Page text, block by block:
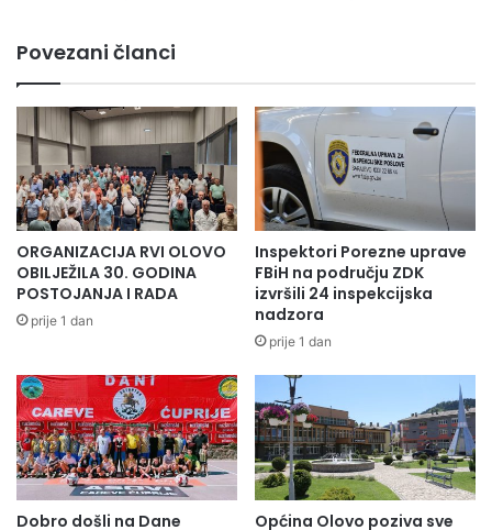
Ovo je inače najtrofeniji olovski sportski klub čiji takmičari
sa svakog takmičenja ,bilo da je riječ o ekipnim ili
pojedničanim nastupima, donesu medalje.
Povezani članci
ORGANIZACIJA RVI OLOVO
OBILJEŽILA 30. GODINA
POSTOJANJA I RADA
prije 1 dan
Inspektori Porezne uprave
FBiH na području ZDK
izvršili 24 inspekcijska
nadzora
prije 1 dan
Dobro došli na Dane Općina Olovo poziva sve